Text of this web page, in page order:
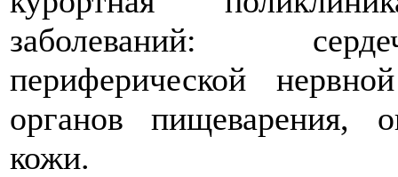
заболеваний:
периферической
органов пищеварения,
кожи.